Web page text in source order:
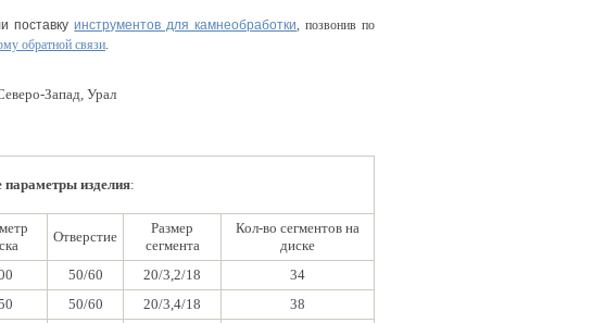
поставкуинструментов для камнеобработки, позвонив по
обратной связи.
Запад, Урал
параметры изделия:
Отверстие
Размер
сегмента
Кол-во сегментов на
диске
50/60 20/3,2/18
34
50/60 20/3,4/18
38